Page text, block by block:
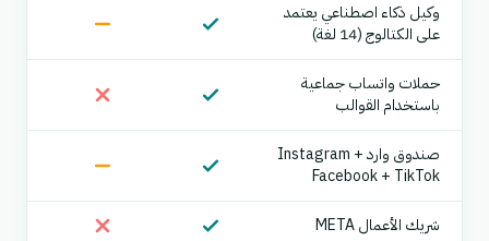
وكيل ذكاء اصطناعي يعتمد
على الكتالوج (14 لغة)
حملات واتساب جماعية
باستخدام القوالب
صندوق وارد Instagram +
Facebook + TikTok
شريك الأعمال META